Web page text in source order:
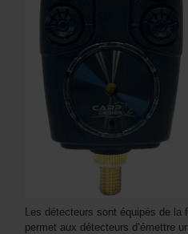
Les détecteurs sont équipés de la
permet aux détecteurs d’émettre